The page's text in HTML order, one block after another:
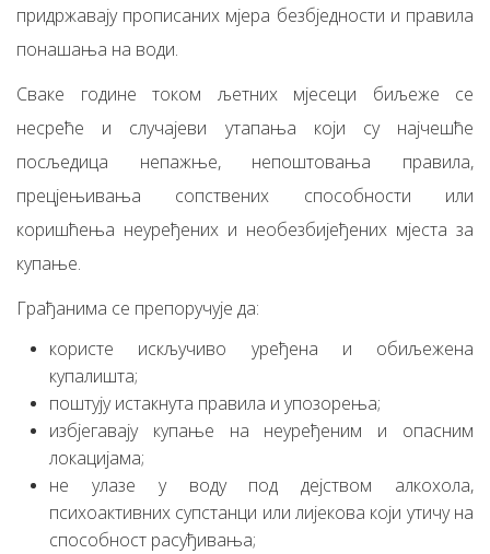
придржавају прописаних мјера безбједности и правила
понашања на води.
Сваке године током љетних мјесеци биљеже се
несреће и случајеви утапања који су најчешће
посљедица непажње, непоштовања правила,
прецјењивања сопствених способности или
коришћења неуређених и необезбијеђених мјеста за
купање.
Грађанима се препоручује да:
користе искључиво уређена и обиљежена
купалишта;
поштују истакнута правила и упозорења;
избјегавају купање на неуређеним и опасним
локацијама;
не улазе у воду под дејством алкохола,
психоактивних супстанци или лијекова који утичу на
способност расуђивања;